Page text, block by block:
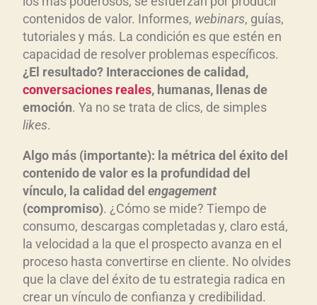
contenidos de valor. Informes, webinars, guías,
tutoriales y más. La condición es que estén en
capacidad de resolver problemas específicos.
¿El resultado? Interacciones de calidad,
conversaciones reales, humanas, llenas de
emoción. Ya no se trata de clics, de simples
likes.
Algo más (importante): la métrica del éxito del
contenido de valor es la profundidad del
vínculo, la calidad del engagement
(compromiso). ¿Cómo se mide? Tiempo de
consumo, descargas completadas y, claro está,
la velocidad a la que el prospecto avanza en el
proceso hasta convertirse en cliente. No olvides
que la clave del éxito de tu estrategia radica en
crear un vínculo de confianza y credibilidad.